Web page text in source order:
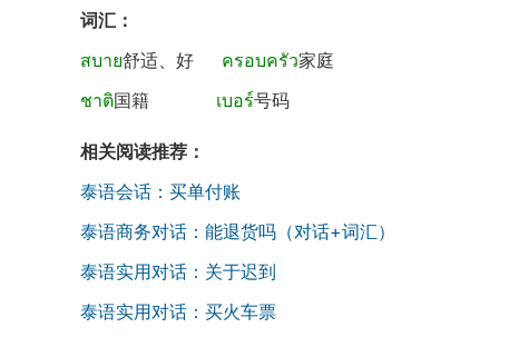
词汇：
สบาย舒适、好 ครอบครัว家庭
ชาติ国籍 เบอร์号码
相关阅读推荐：
泰语会话：买单付账
泰语商务对话：能退货吗（对话+词汇）
泰语实用对话：关于迟到
泰语实用对话：买火车票